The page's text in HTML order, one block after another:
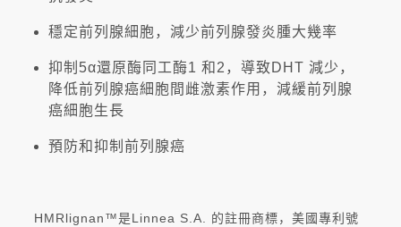
穩定前列腺細胞，減少前列腺發炎腫大幾率
抑制5α還原酶同工酶1 和2，導致DHT 減少，
降低前列腺癌細胞間雌激素作用，減緩前列腺
癌細胞生長
預防和抑制前列腺癌
HMRlignan™是Linnea S.A. 的註冊商標，美國專利號